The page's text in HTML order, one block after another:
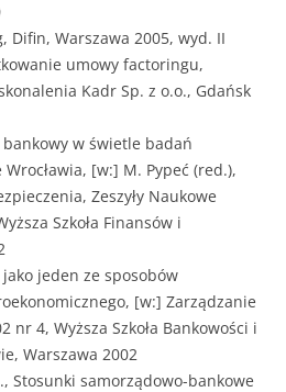
Difin, Warszawa 2005, wyd. II
umowy factoringu,
Kadr Sp. z o.o., Gdańsk
w świetle badań
[w:] M. Pypeć (red.),
Zeszyły Naukowe
Szkoła Finansów i
jeden ze sposobów
[w:] Zarządzanie
nr 4, Wyższa Szkoła Bankowości i
Warszawa 2002
Stosunki samorządowo-bankowe